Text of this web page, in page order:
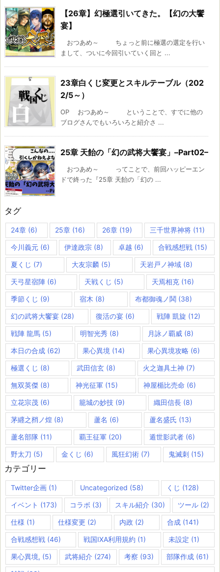
【26章】幻極選引いてきた。【幻の大饗
宴】
おつあめ～ ちょっと前に極選の選定を行い
まして、ついに今回引いていく回と ...
23章白くじ変更とスキルテーブル（202
2/5～）
OP おつあめ～ ということで、すでに他の
ブログさんでもいろいろと紹介さ ...
25章 天飴の「幻の武将大饗宴」–Part02–
おつあめ～ ってことで、前回ハッピーエン
ドで終った『25章 天飴の「幻の ...
タグ
24章 (6) 25章(16) 26章 (19) 三千世界神将(11)
今川義元 (6) 伊達政宗 (8) 卓越 (6) 合戦感想戦(15)
夏くじ (7) 大友宗麟 (5) 天岩戸ノ神域 (8)
天弓星宿陣 (6) 天戦くじ (5) 天焉相克(16)
季節くじ (9) 宿木 (8) 布都御魂ノ鬨(38)
幻の武将大饗宴 (28) 復活の宴 (6) 戦陣 凱旋 (12)
戦陣 龍馬 (5) 明智光秀 (8) 月詠ノ覇威(8)
本日の合成 (62) 果心異境 (14) 果心異境攻略 (6)
極選くじ (8) 武田信玄 (8) 火之迦具土神 (7)
無双英傑 (8) 神光征軍(15) 神屋楯比売命 (6)
立花宗茂 (6) 籠城の妙技(9) 織田信長 (8)
茅纒之矟ノ煌 (8) 蘆名 (6) 蘆名盛氏 (13)
蘆名部隊 (11) 覇王征軍 (20) 遁世影武者(6)
野太刀 (5) 金くじ (6) 風狂幻術 (7) 鬼滅刺(15)
カテゴリー
Twitter企画 (1) Uncategorized (58) くじ (128)
イベント (173) コラボ (3) スキル紹介 (30) ツール(2)
仕様 (1) 仕様変更 (2) 内政 (2) 合成 (141)
合戦感想戦 (46) 戦国IXA利用規約 (1) 未設定 (1)
果心異境, (5) 武将紹介 (274) 考察 (93) 部隊作成 (61)